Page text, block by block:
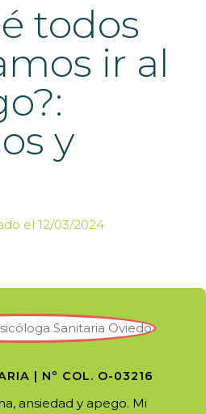
todos
ir al
y
el 12/03/2024
| Nº COL. O-03216
ansiedad y apego. Mi